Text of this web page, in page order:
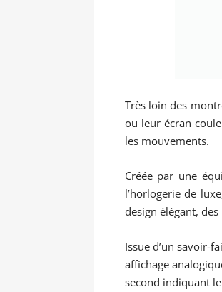
Très loin des
ou leur écran
les mouvements.
Créée par une
l’horlogerie de
design élégant,
Issue d’un savoir-
affichage
second indiquant